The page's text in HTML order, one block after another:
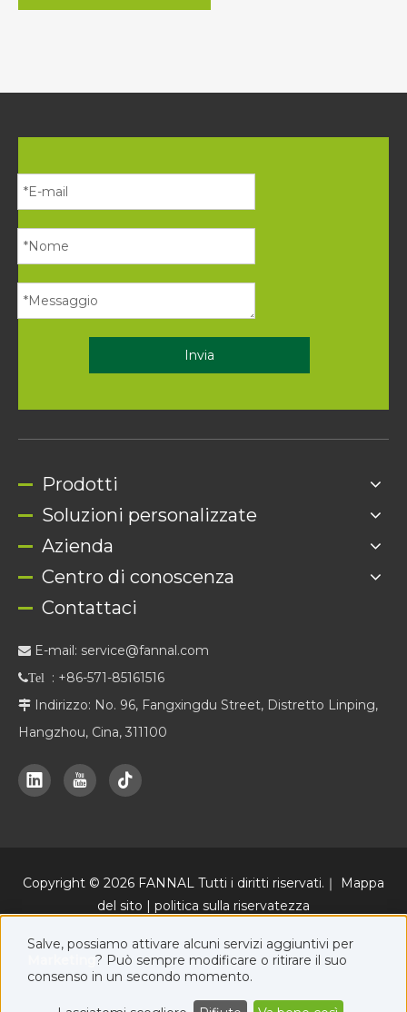
Invia
Prodotti
Soluzioni personalizzate
Azienda
Centro di conoscenza
Contattaci
 E-mail: service@fannal.com
Tel : +86-571-85161516

Indirizzo: No. 96, Fangxingdu Street, Distretto Linping,
Hangzhou, Cina, 311100
Copyright © 2026 FANNAL Tutti i diritti riservati.｜
Mappa
del sito
politica sulla riservatezza
www.fannal.com.
Salve, possiamo attivare alcuni servizi aggiuntivi per
? Può sempre modificare o ritirare il suo
consenso in un secondo momento.